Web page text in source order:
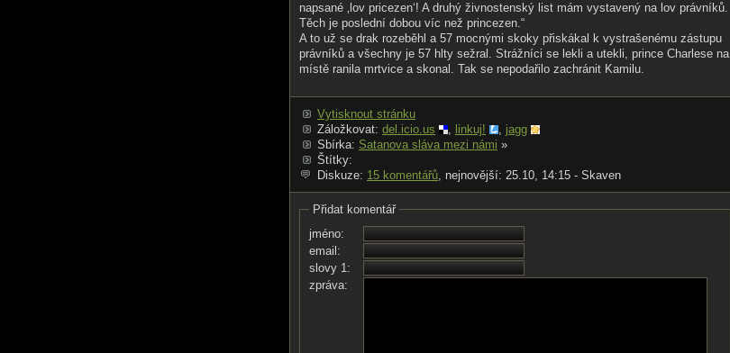
napsané ‚lov pricezen‘! A druhý živnostenský list mám vystavený na lov právníků.
Těch je poslední dobou víc než princezen.“
A to už se drak rozeběhl a 57 mocnými skoky přiskákal k vystrašenému zástupu
právníků a všechny je 57 hlty sežral. Strážníci se lekli a utekli, prince Charlese na
místě ranila mrtvice a skonal. Tak se nepodařilo zachránit Kamilu.
Vytisknout stránku
Záložkovat: del.icio.us , linkuj! , jagg
Sbírka: Satanova sláva mezi námi »
Štítky:
Diskuze: 15 komentářů, nejnovější: 25.10, 14:15 - Skaven
Přidat komentář
jméno:
email:
slovy 1:
zpráva: